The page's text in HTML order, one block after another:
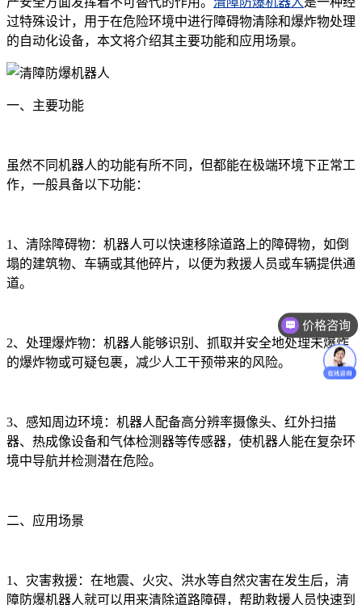
过特殊设计，用于在危险环境中进行障碍物清除和爆炸物处理
的自动化设备，本文将介绍其主要功能和应用场景。
一、主要功能
虽然不同机器人的功能有所不同，但都能在极端环境下正常工
作，一般具备以下功能：
1、清除障碍物：机器人可以快速移除道路上的障碍物，如倒
塌的建筑物、车辆或其他碎片，以便为救援人员或车辆提供通
道。
2、处理爆炸物：机器人能够识别、抓取并安全地处理未爆炸
的爆炸物或可疑包裹，减少人工干预带来的风险。
3、感知周边环境：机器人配备高分辨率摄像头、红外扫描
器、热成像设备和气体检测器等传感器，使机器人能在复杂环
境中导航并检测潜在危险。
二、应用场景
1、灾害救援：在地震、火灾、洪水等自然灾害在发生后，清
障防爆机器人就可以用来清除道路障碍，帮助救援人员快速到
价格咨询
售后技术支持